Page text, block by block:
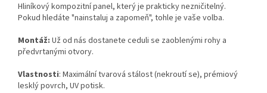
Hliníkový kompozitní panel, který je prakticky nezničitelný.
Pokud hledáte "nainstaluj a zapomeň", tohle je vaše volba.
Montáž: Už od nás dostanete ceduli se zaoblenými rohy a
předvrtanými otvory.
Vlastnosti: Maximální tvarová stálost (nekroutí se), prémiový
lesklý povrch, UV potisk.